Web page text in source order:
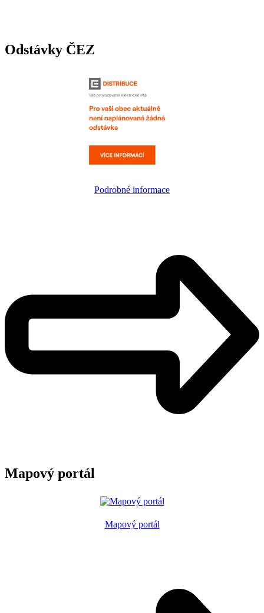
Odstávky ČEZ
Podrobné informace
Mapový portál
Mapový portál